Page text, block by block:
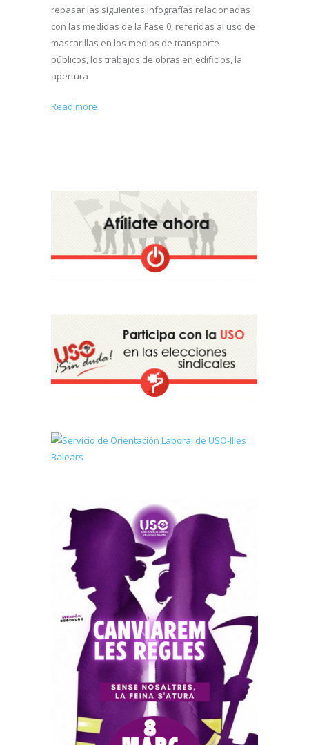
repasar las siguientes infografías relacionadas
con las medidas de la Fase 0, referidas al uso de
mascarillas en los medios de transporte
públicos, los trabajos de obras en edificios, la
apertura
Read more